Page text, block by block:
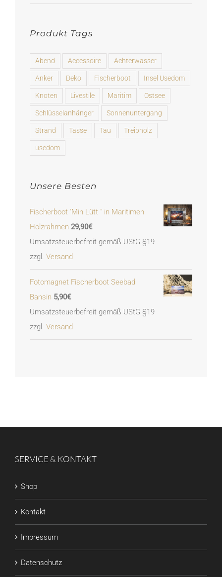
Produkt Tags
Abend Accessoire Achterwasser
Anker Deko Fischerboot Insel Usedom
Knoten Livestile Maritim Ostsee
Schlüsselanhänger Sonnenuntergang
Strand Tasse Tau Treibholz
usedom
Unsere Besten
Fischerboot 'Min Lütt " in Maritimen
Holzrahmen 29,90€
Umsatzsteuerbefreit gemäß UStG §19
zzgl. Versand
Fotomagnet Fischerboot Seebad
Bansin 5,90€
Umsatzsteuerbefreit gemäß UStG §19
zzgl. Versand
SERVICE & KONTAKT
Shop
Kontakt
Impressum
Datenschutz